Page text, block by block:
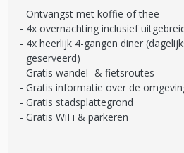
Ontvangst met koffie of thee
4x overnachting inclusief
4x heerlijk 4-gangen diner
geserveerd)
Gratis wandel- & fietsroutes
Gratis informatie over de
Gratis stadsplattegrond
Gratis WiFi & parkeren